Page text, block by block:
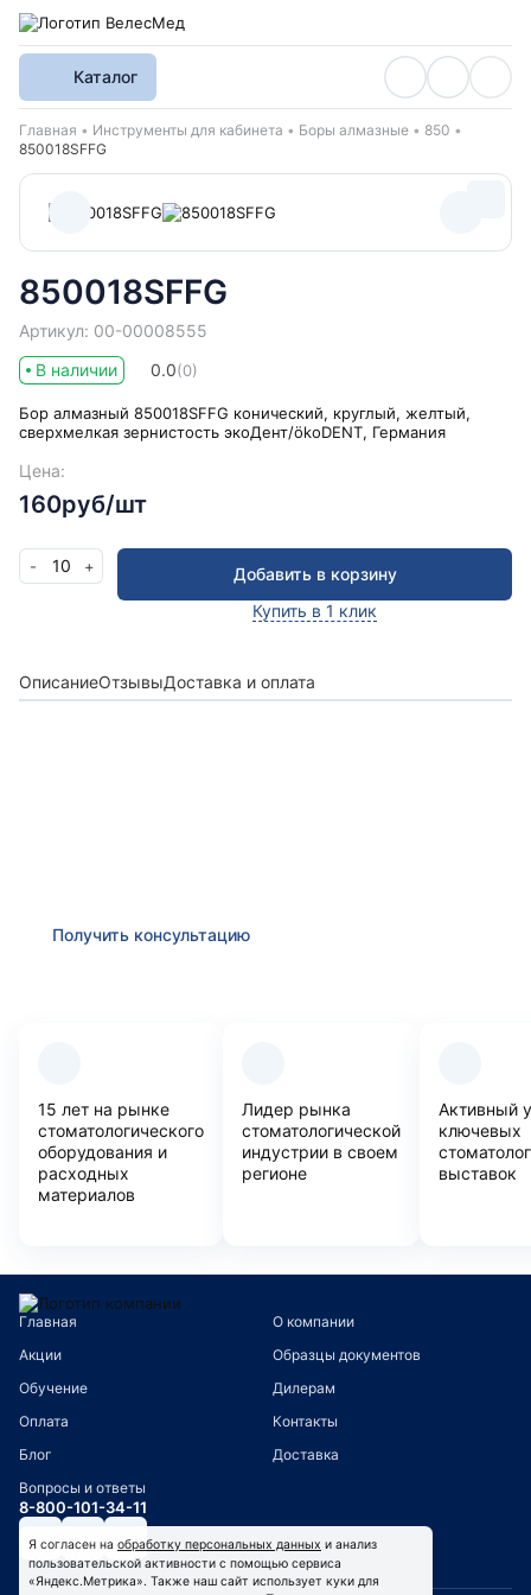
Каталог
Хлебные крошки
Главная Инструменты для кабинета Боры алмазные
850
850018SFFG
850018SFFG
Артикул: 00-00008555
В наличии
0.0(0)
Бор алмазный 850018SFFG конический, круглый, желтый,
сверхмелкая зернистость экоДент/ökoDENT, Германия
Цена:
160руб/шт
- 10 +
Добавить в корзину
Купить в 1 клик
ОписаниеОтзывыДоставка и оплата
Получить консультацию
15 лет на рынке
стоматологического
оборудования и
расходных
материалов
Лидер рынка
стоматологической
индустрии в своем
регионе
Активный
ключевых
выставок
Главная
О компании
Акции
Образцы документов
Обучение
Дилерам
Оплата
Контакты
Блог
Доставка
Вопросы и ответы
8-800-101-34-11
Я согласен на обработку персональных данных и анализ
пользовательской активности с помощью сервиса
«Яндекс.Метрика». Также наш сайт использует куки для